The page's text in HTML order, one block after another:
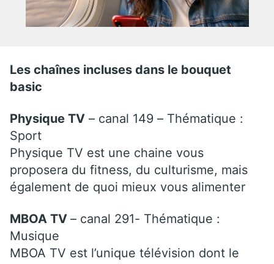
Les chaînes incluses dans le bouquet
basic
Physique TV – canal 149 – Thématique :
Sport
Physique TV est une chaine vous
proposera du fitness, du culturisme, mais
également de quoi mieux vous alimenter
MBOA TV – canal 291- Thématique :
Musique
MBOA TV est l’unique télévision dont le